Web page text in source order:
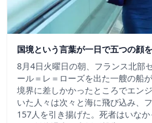
国境という言葉が一日で五つの顔
8月4日火曜日の朝、フランス北部
ール＝レ＝ローズを出た一艘の船
境界に差しかかったところでエン
いた人々は次々と海に飛び込み、
157人を引き揚げた。死者はいな